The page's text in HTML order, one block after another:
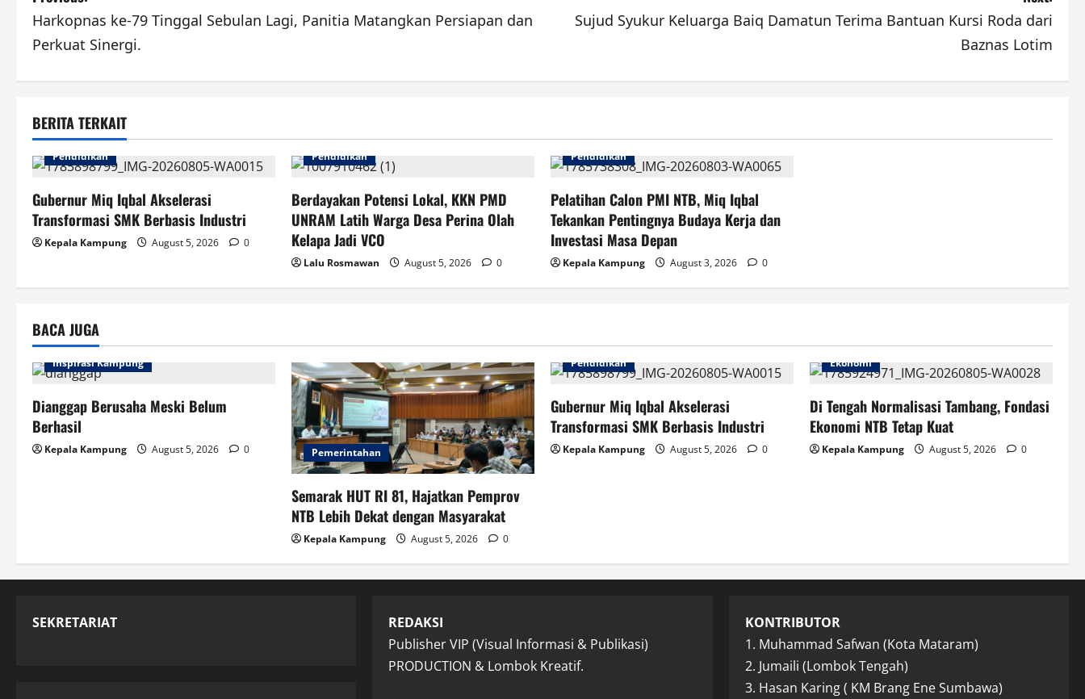
o
n
a
v
i
t
i
o
n
Harkopnas ke-79 Tinggal Sebulan Lagi, Panitia Matangkan Persiapan dan
Perkuat Sinergi.
Sujud Syukur Keluarga Baiq Damatun Terima Bantuan Kursi Roda dari
Baznas Lotim
BERITA TERKAIT
Pendidikan
Gubernur Miq Iqbal Akselerasi
Transformasi SMK Berbasis Industri
Kepala Kampung August 5, 2026 0
Pendidikan
Berdayakan Potensi Lokal, KKN PMD
UNRAM Latih Warga Desa Perina Olah
Kelapa Jadi VCO
Lalu Rosmawan August 5, 2026 0
Pendidikan
Pelatihan Calon PMI NTB, Miq Iqbal
Tekankan Pentingnya Budaya Kerja dan
Investasi Masa Depan
Kepala Kampung August 3, 2026 0
BACA JUGA
Inspirasi Kampung
Dianggap Berusaha Meski Belum
Berhasil
Kepala Kampung August 5, 2026 0 Pemerintahan
Semarak HUT RI 81, Hajatkan Pemprov
NTB Lebih Dekat dengan Masyarakat
Kepala Kampung August 5, 2026 0
Pendidikan
Gubernur Miq Iqbal Akselerasi
Transformasi SMK Berbasis Industri
Kepala Kampung August 5, 2026 0
Ekonomi
Di Tengah Normalisasi Tambang, Fondasi
Ekonomi NTB Tetap Kuat
Kepala Kampung August 5, 2026 0
SEKRETARIAT
REDAKSI
Publisher VIP (Visual Informasi & Publikasi)
PRODUCTION & Lombok Kreatif.
KONTRIBUTOR
1. Muhammad Safwan (Kota Mataram)
2. Jumaili (Lombok Tengah)
3. Hasan Karing ( KM Brang Ene Sumbawa)